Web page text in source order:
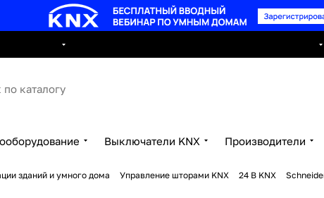
Выключатели KNX Производители
зданий и умного дома Управление шторами KNX 24 В KNX